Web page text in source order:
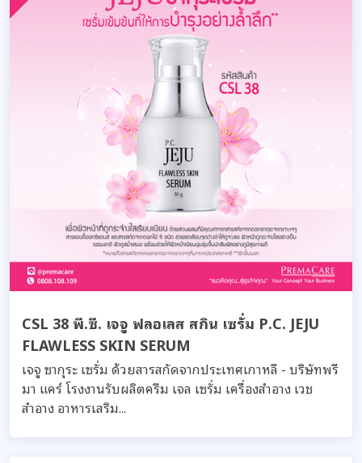
CSL 38 พี.ซี. เจจู ฟลอเลส สกิน เซรั่ม P.C. JEJU
FLAWLESS SKIN SERUM
เจจู ซากุระ เซรั่ม ด้วยสารสกัดจากประเทศเกาหลี - บริษัทพรี
มา แคร์ โรงงานรับผลิตครีม เจล เซรั่ม เครื่องสำอาง เวช
สำอาง อาหารเสริม...